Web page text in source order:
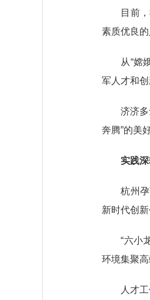
目前，我
素质优良的
从“嫦娥”
军人才和
济济多士
奔腾”的美
实践
杭州孕育
新时代创新
“六小龙”
环境集聚
人才工作